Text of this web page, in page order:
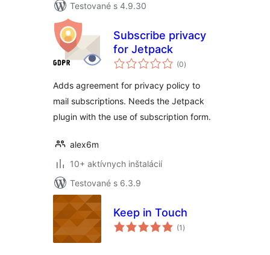
Testované s 4.9.30
Subscribe privacy
for Jetpack
(0celkové
hodnotenie
)
Adds agreement for privacy policy to
mail subscriptions. Needs the Jetpack
plugin with the use of subscription form.
alex6m
10+ aktívnych inštalácií
Testované s 6.3.9
Keep in Touch
(1 celkové
hodnotenie
)